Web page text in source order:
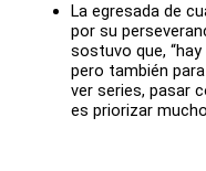
La egresada de
por su
sostuvo que,
pero también
ver series, pasar
es priorizar